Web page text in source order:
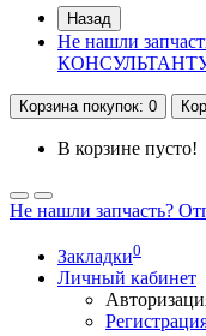
Назад
Не нашли
Корзинапокупок: 0
В корзине пусто!
Не нашли запчасть?
Закладки0
Личный кабинет